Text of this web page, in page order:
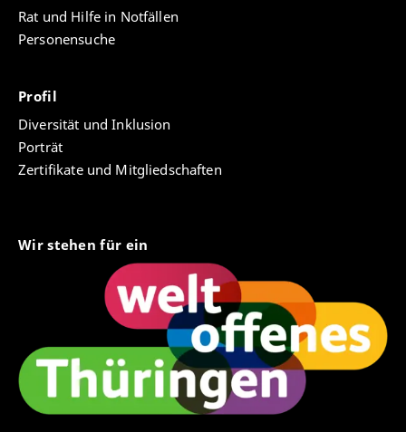
Rat und Hilfe in Notfällen
Personensuche
Profil
Diversität und Inklusion
Porträt
Zertifikate und Mitgliedschaften
Wir stehen für ein